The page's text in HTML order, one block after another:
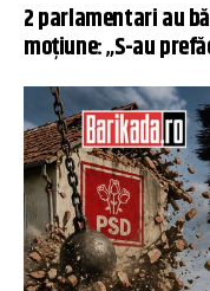
2 parlamentari au
moțiune: „S-au